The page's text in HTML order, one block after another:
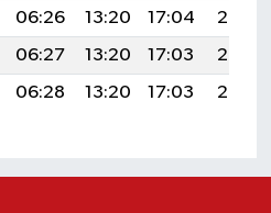
06:26 13:20 17:04
20:05
06:27 13:20 17:03
20:03
06:28 13:20 17:03 20:02